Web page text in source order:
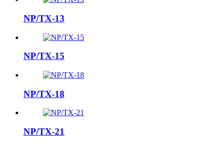
NP/TX-13
NP/TX-15
NP/TX-18
NP/TX-21